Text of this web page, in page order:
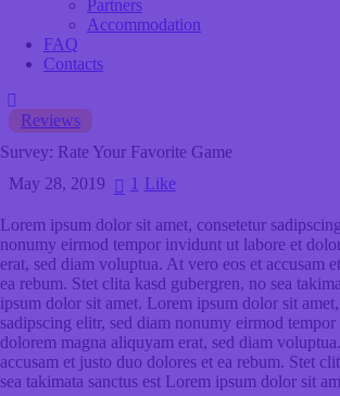
Partners
Accommodation
FAQ
Contacts
Reviews
Survey: Rate Your Favorite Game
May 28, 2019
1 Like
Lorem ipsum dolor sit amet, consetetur
nonumy eirmod tempor invidunt ut labore et
erat, sed diam voluptua. At vero eos et accusam
ea rebum. Stet clita kasd gubergren, no sea
ipsum dolor sit amet. Lorem ipsum dolor sit
sadipscing elitr, sed diam nonumy eirmod
dolorem magna aliquyam erat, sed diam
accusam et justo duo dolores et ea rebum. Stet
sea takimata sanctus est Lorem ipsum dolor sit